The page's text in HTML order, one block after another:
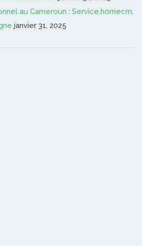
au Cameroun : Service.homecm,
janvier 31, 2025